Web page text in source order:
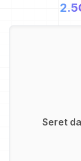
Seret